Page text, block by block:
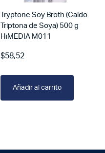
Tryptone Soy Broth (Caldo
Triptona de Soya) 500 g
HiMEDIA M011
$58,52
Añadir al carrito